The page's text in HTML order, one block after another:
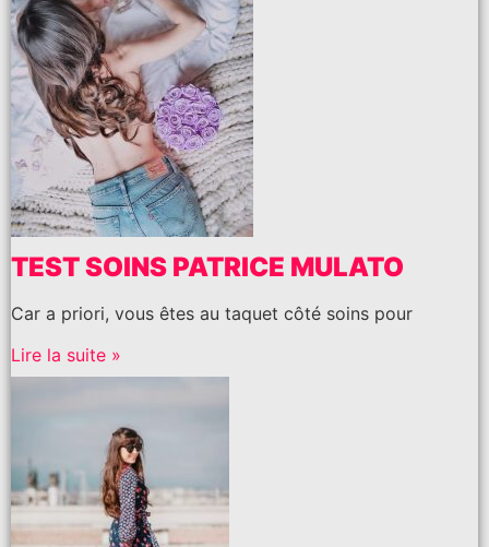
TEST SOINS PATRICE MULATO
Car a priori, vous êtes au taquet côté soins pour
Lire la suite »